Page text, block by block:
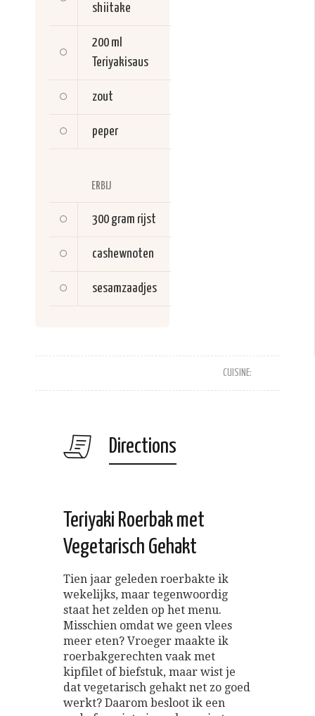
shiitake
200 ml
Teriyakisaus
zout
peper
ERBIJ
300 gram rijst
cashewnoten
sesamzaadjes
CUISINE:
Directions
Teriyaki Roerbak met
Vegetarisch Gehakt
Tien jaar geleden roerbakte ik
wekelijks, maar tegenwoordig
staat het zelden op het menu.
Misschien omdat we geen vlees
meer eten? Vroeger maakte ik
roerbakgerechten vaak met
kipfilet of biefstuk, maar wist je
dat vegetarisch gehakt net zo goed
werkt? Daarom besloot ik een